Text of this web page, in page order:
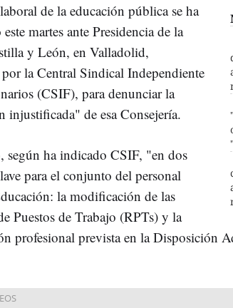
de la educación pública se ha
martes ante Presidencia de la
y León, en Valladolid,
la Central Sindical Independiente
(CSIF), para denunciar la
injustificada" de esa Consejería.
según ha indicado CSIF, "en dos
para el conjunto del personal
la modificación de las
Puestos de Trabajo (RPTs) y la
profesional prevista en la Disposición